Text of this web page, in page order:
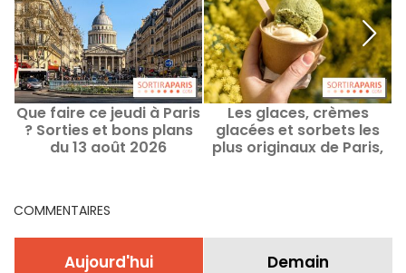
Que faire ce jeudi à Paris
? Sorties et bons plans
du 13 août 2026
Les glaces, crèmes
glacées et sorbets les
plus originaux de Paris,
COMMENTAIRES
Aujourd'hui Demain